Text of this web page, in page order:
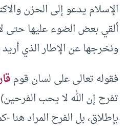
الإسلام يدعو إلى الحزن
ألقي بعض الضوء عليها حتى
ونخرجها عن الإطار الذي أريد
فقوله تعالى على لسان قوم
تفرح إن الله لا يحب
بإطلاق، بل الفرح المراد هنا